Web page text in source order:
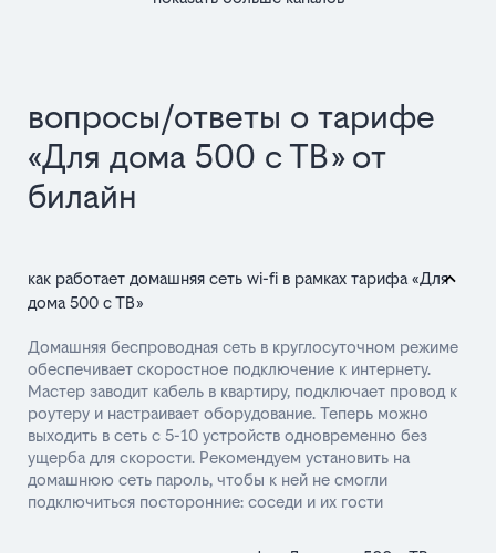
вопросы/ответы о тарифе
«Для дома 500 с ТВ» от
билайн
как работает домашняя сеть wi-fi в рамках тарифа «Для
дома 500 с ТВ»
Домашняя беспроводная сеть в круглосуточном режиме
обеспечивает скоростное подключение к интернету.
Мастер заводит кабель в квартиру, подключает провод к
роутеру и настраивает оборудование. Теперь можно
выходить в сеть с 5-10 устройств одновременно без
ущерба для скорости. Рекомендуем установить на
домашнюю сеть пароль, чтобы к ней не смогли
подключиться посторонние: соседи и их гости